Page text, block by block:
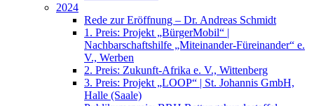
2024
Rede zur Eröffnung – Dr. Andreas Schmidt
1. Preis: Projekt „BürgerMobil“ |
Nachbarschaftshilfe „Miteinander-Füreinander“ e.
V., Werben
2. Preis: Zukunft-Afrika e. V., Wittenberg
3. Preis: Projekt „LOOP“ | St. Johannis GmbH,
Halle (Saale)